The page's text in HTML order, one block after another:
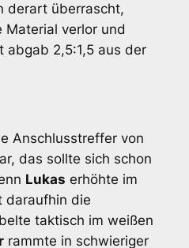
derart überrascht,
Material verlor und
abgab 2,5:1,5 aus der
Anschlusstreffer von
das sollte sich schon
Lukas erhöhte im
daraufhin die
taktisch im weißen
rammte in schwieriger